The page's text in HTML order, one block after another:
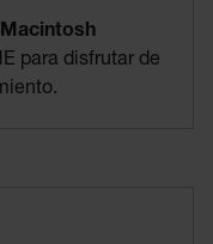
Macintosh
para disfrutar de